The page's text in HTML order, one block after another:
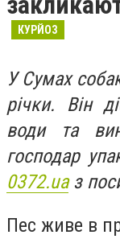
КУРЙОЗ
У Сумах
річки. Він
води та
господар
0372.uaз
Пес живе в